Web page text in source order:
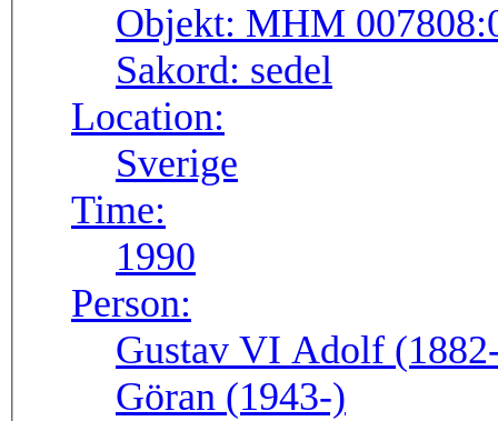
Objekt: MHM
Sakord: sedel
Location:
Sverige
Time:
1990
Person:
Gustav VI Adolf
Göran (1943-)